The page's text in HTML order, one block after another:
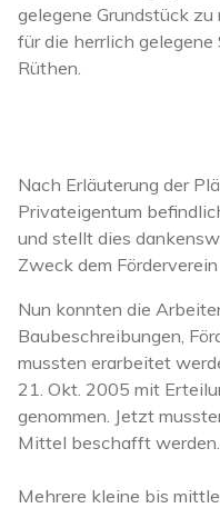
gelegene Grundstück
für die herrlich
Rüthen.
Nach Erläuterung der
Privateigentum
und stellt dies
Zweck dem
Nun konnten die
Baubeschreibungen,
mussten erarbeitet
21. Okt. 2005 mit
genommen. Jetzt
Mittel beschafft werden.
Mehrere kleine bis